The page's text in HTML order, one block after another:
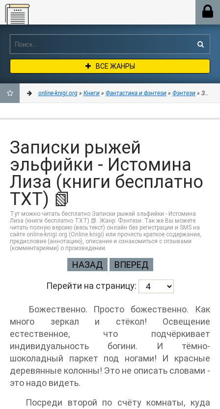
Online-knigi.org
ВСЕ ЖАНРЫ
ЗАКЛАДКИ
online-knigi.org » Книги » Фантастика и фэнтези » Фэнтези »
Записки рыжей
эльфийки - Истомина
Лиза (книги бесплатно
TXT) 📗
Тут можно читать бесплатно Записки рыжей эльфийки - Истомина
Лиза (книги бесплатно TXT) 📗. Жанр: Фэнтези. Так же Вы можете
читать полную версию (весь текст) онлайн без регистрации и SMS на
сайте online-knigi.org (Online knigi) или прочесть краткое содержание,
предисловие (аннотацию), описание и ознакомиться с отзывами
(комментариями) о произведении.
НАЗАД ВПЕРЕД
Перейти на страницу:
Божественно. Просто божественно. Как
много зеркал и стёкол! Освещение
естественное, что подчёркивает
индивидуальность богини. И тёмно-
шоколадный паркет под ногами! И красные
деревянные колонны! Это не описать словами -
это надо видеть.
Посреди второй по счёту комнаты, куда